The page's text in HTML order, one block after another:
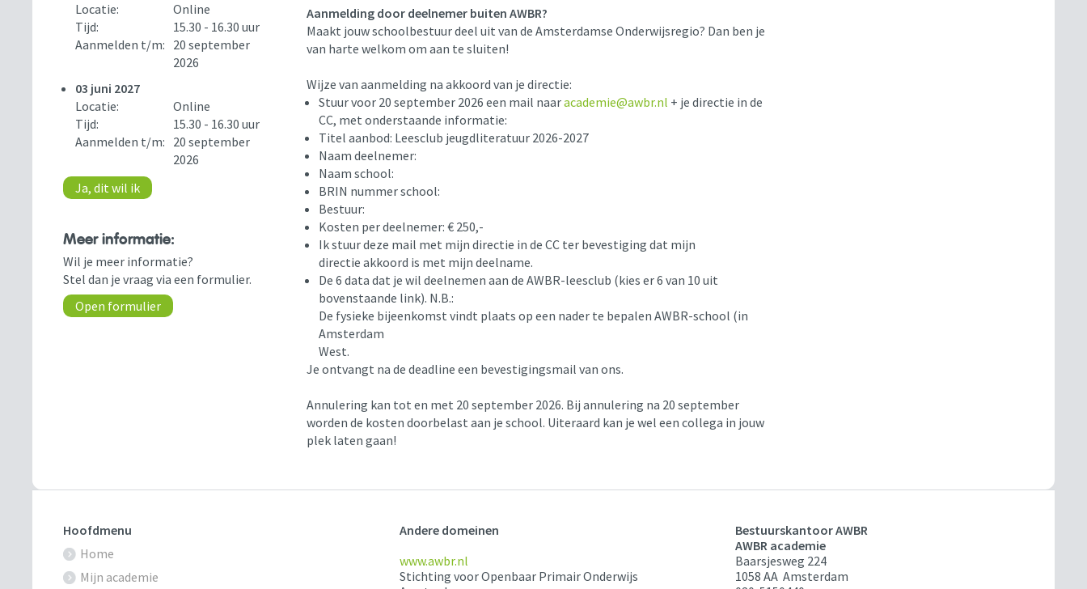
Locatie:
Online
Tijd:
15.30 - 16.30 uur
Aanmelden t/m: 20 september
2026
03 juni 2027
Locatie:
Online
Tijd:
15.30 - 16.30 uur
Aanmelden t/m: 20 september
2026
Ja, dit wil ik
Meer informatie:
Wil je meer informatie?
Stel dan je vraag via een formulier.
Open formulier
Aanmelding door deelnemer buiten AWBR?
Maakt jouw schoolbestuur deel uit van de Amsterdamse Onderwijsregio? Dan ben je
van harte welkom om aan te sluiten!
Wijze van aanmelding na akkoord van je directie:
Stuur voor 20 september 2026 een mail naaracademie@awbr.nl + je directie in de
CC, met onderstaande informatie:
Titel aanbod: Leesclub jeugdliteratuur 2026-2027
Naam deelnemer:
Naam school:
BRIN nummer school:
Bestuur:
Kosten per deelnemer: € 250,-
Ik stuur deze mail met mijn directie in de CC ter bevestiging dat mijn
directie akkoord is met mijn deelname.
De 6 data dat je wil deelnemen aan de AWBR-leesclub (kies er 6 van 10 uit
bovenstaande link). N.B.:
De fysieke bijeenkomst vindt plaats op een nader te bepalen AWBR-school (in
Amsterdam
West.
Je ontvangt na de deadline een bevestigingsmail van ons.
Annulering kan tot en met 20 september 2026. Bij annulering na 20 september
worden de kosten doorbelast aan je school. Uiteraard kan je wel een collega in jouw
plek laten gaan!
Hoofdmenu
Home
Mijn academie
Andere domeinen
www.awbr.nl
Stichting voor Openbaar Primair Onderwijs
Bestuurskantoor AWBR
AWBR academie
Baarsjesweg 224
1058 AA Amsterdam